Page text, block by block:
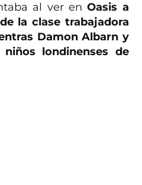
al ver enOasis a
la clase trabajadora
Damon Albarn y
londinenses de